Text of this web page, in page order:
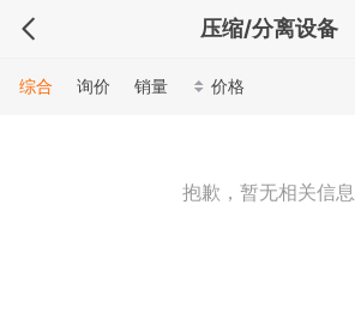
压缩/分离设备
综合 询价 销量 价格
抱歉，暂无相关信息